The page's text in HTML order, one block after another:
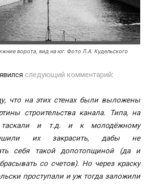
ворота, вид на юг. Фото Л.А. Кудельского
следующий комментарий:
что на этих стенах были выложены
строительства канала. Типа, на
таскали и т.д. и к молодёжному
их закрасить, дабы не
себя такой допотопщиной (да и
со счетов). Но через краску
проступали и уж тогда заложили